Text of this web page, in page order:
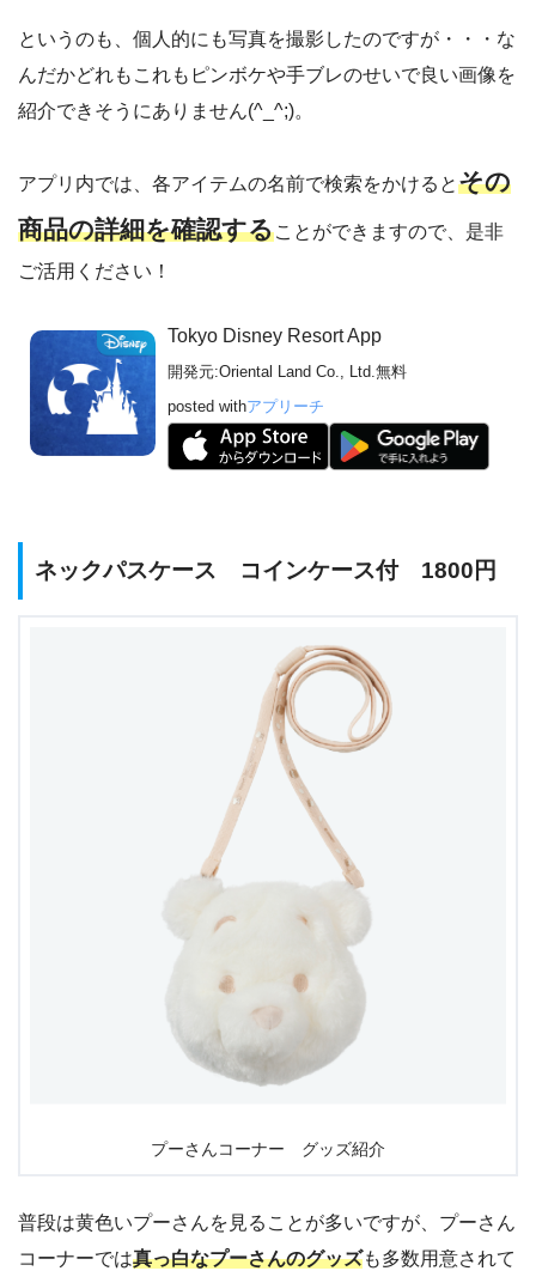
というのも、個人的にも写真を撮影したのですが・・・な
んだかどれもこれもピンボケや手ブレのせいで良い画像を
紹介できそうにありません(^_^;)。
アプリ内では、各アイテムの名前で検索をかけるとその
商品の詳細を確認することができますので、是非
ご活用ください！
Tokyo Disney Resort App
開発元:Oriental Land Co., Ltd.無料
posted withアプリーチ
ネックパスケース コインケース付 1800円
プーさんコーナー グッズ紹介
普段は黄色いプーさんを見ることが多いですが、プーさん
コーナーでは真っ白なプーさんのグッズも多数用意されて